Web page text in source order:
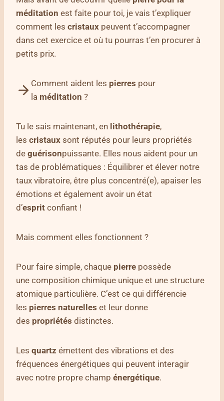
méditation est faite pour toi, je vais t’expliquer
comment les cristaux peuvent t’accompagner
dans cet exercice et où tu pourras t’en procurer à
petits prix.
Comment aident les pierres pour
la méditation ?
Tu le sais maintenant, en lithothérapie,
les cristaux sont réputés pour leurs propriétés
de guérisonpuissante. Elles nous aident pour un
tas de problématiques : Équilibrer et élever notre
taux vibratoire, être plus concentré(e), apaiser les
émotions et également avoir un état
d’esprit confiant !
Mais comment elles fonctionnent ?
Pour faire simple, chaque pierre possède
une composition chimique unique et une structure
atomique particulière. C’est ce qui différencie
les pierres naturelles et leur donne
des propriétés distinctes.
Les quartz émettent des vibrations et des
fréquences énergétiques qui peuvent interagir
avec notre propre champ énergétique.